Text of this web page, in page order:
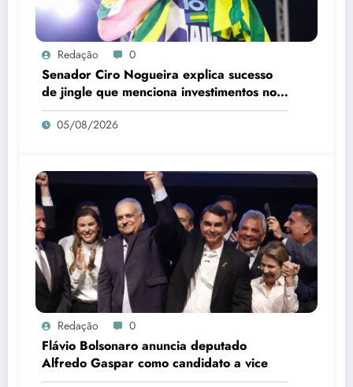
Redação 0
Senador Ciro Nogueira explica sucesso
de jingle que menciona investimentos no
Piauí
05/08/2026
Redação 0
Flávio Bolsonaro anuncia deputado
Alfredo Gaspar como candidato a vice